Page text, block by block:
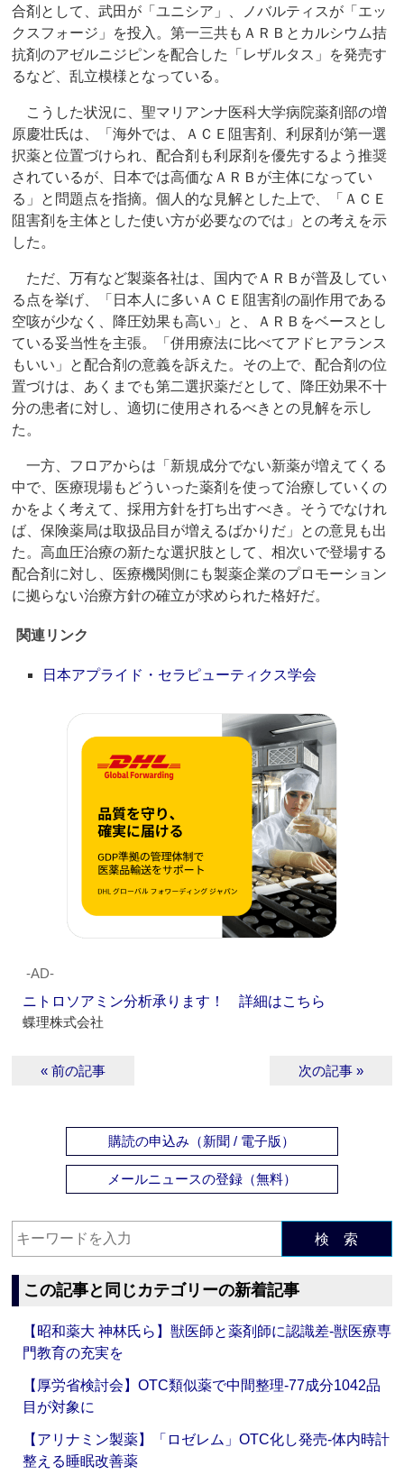
合剤として、武田が「ユニシア」、ノバルティスが「エッ
クスフォージ」を投入。第一三共もＡＲＢとカルシウム拮
抗剤のアゼルニジピンを配合した「レザルタス」を発売す
るなど、乱立模様となっている。
こうした状況に、聖マリアンナ医科大学病院薬剤部の増
原慶壮氏は、「海外では、ＡＣＥ阻害剤、利尿剤が第一選
択薬と位置づけられ、配合剤も利尿剤を優先するよう推奨
されているが、日本では高価なＡＲＢが主体になってい
る」と問題点を指摘。個人的な見解とした上で、「ＡＣＥ
阻害剤を主体とした使い方が必要なのでは」との考えを示
した。
ただ、万有など製薬各社は、国内でＡＲＢが普及してい
る点を挙げ、「日本人に多いＡＣＥ阻害剤の副作用である
空咳が少なく、降圧効果も高い」と、ＡＲＢをベースとし
ている妥当性を主張。「併用療法に比べてアドヒアランス
もいい」と配合剤の意義を訴えた。その上で、配合剤の位
置づけは、あくまでも第二選択薬だとして、降圧効果不十
分の患者に対し、適切に使用されるべきとの見解を示し
た。
一方、フロアからは「新規成分でない新薬が増えてくる
中で、医療現場もどういった薬剤を使って治療していくの
かをよく考えて、採用方針を打ち出すべき。そうでなけれ
ば、保険薬局は取扱品目が増えるばかりだ」との意見も出
た。高血圧治療の新たな選択肢として、相次いで登場する
配合剤に対し、医療機関側にも製薬企業のプロモーション
に拠らない治療方針の確立が求められた格好だ。
関連リンク
日本アプライド・セラピューティクス学会
‐AD‐
ニトロソアミン分析承ります！ 詳細はこちら
蝶理株式会社
« 前の記事 次の記事 »
購読の申込み（新聞 / 電子版）
メールニュースの登録（無料）
検 索
この記事と同じカテゴリーの新着記事
【昭和薬大 神林氏ら】獣医師と薬剤師に認識差‐獣医療専
門教育の充実を
【厚労省検討会】OTC類似薬で中間整理‐77成分1042品
目が対象に
【アリナミン製薬】「ロゼレム」OTC化し発売‐体内時計
整える睡眠改善薬